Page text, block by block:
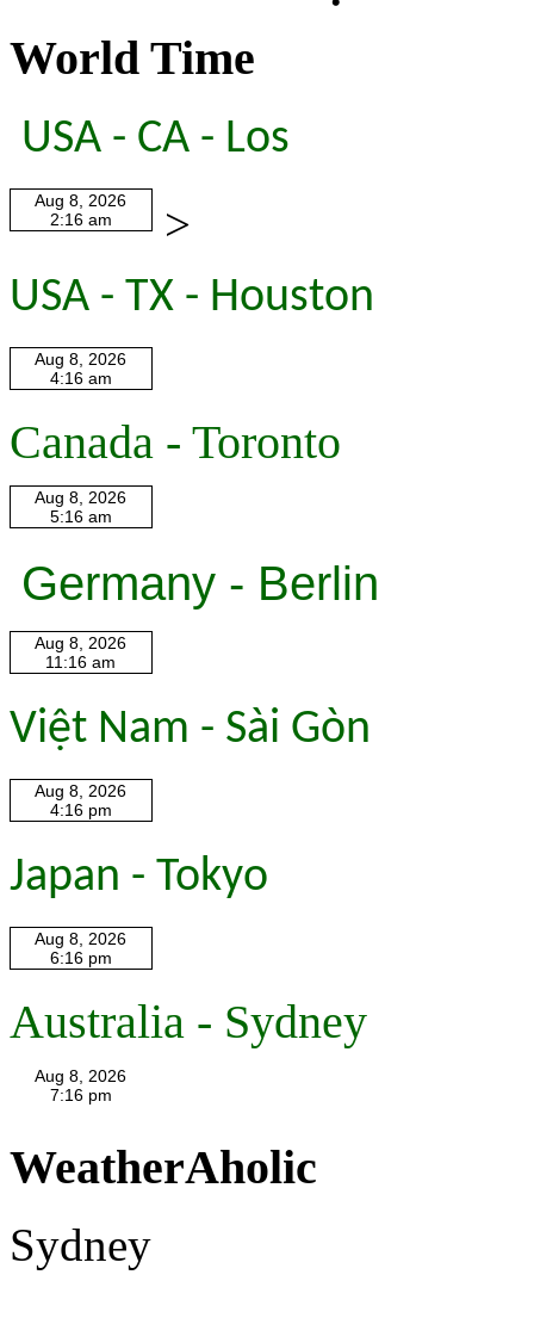
World Time
USA - CA - Los
>
USA - TX - Houston
Canada - Toronto
Germany - Berlin
Việt Nam - Sài Gòn
Japan - Tokyo
Australia - Sydney
WeatherAholic
Sydney